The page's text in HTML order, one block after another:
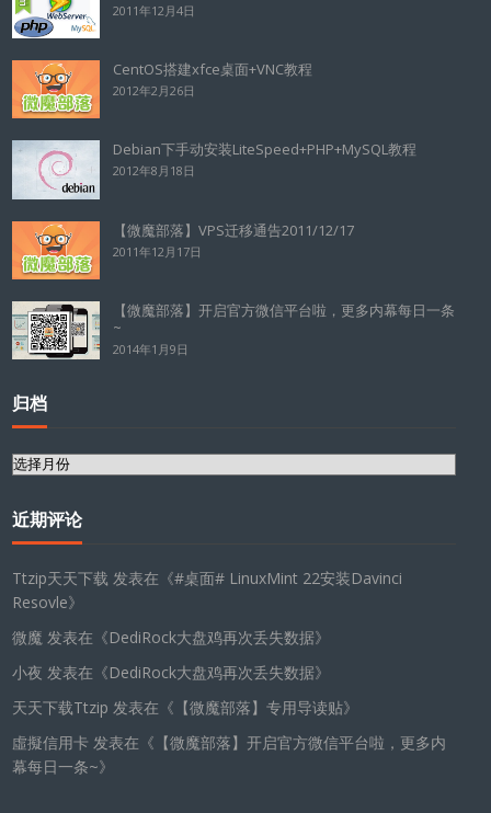
2011年12月4日
CentOS搭建xfce桌面+VNC教程
2012年2月26日
Debian下手动安装LiteSpeed+PHP+MySQL教程
2012年8月18日
【微魔部落】VPS迁移通告2011/12/17
2011年12月17日
【微魔部落】开启官方微信平台啦，更多内幕每日一条
~
2014年1月9日
归档
归
近期评论
Ttzip天天下载 发表在《#桌面# LinuxMint 22安装Davinci
Resovle》
微魔 发表在《DediRock大盘鸡再次丢失数据》
小夜 发表在《DediRock大盘鸡再次丢失数据》
天天下载Ttzip 发表在《 【微魔部落】专用导读贴》
虛擬信用卡 发表在《 【微魔部落】开启官方微信平台啦，更多内
幕每日一条~》